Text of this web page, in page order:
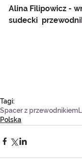
Alina Filipowicz -
sudecki
Tagi:
Spacer z przewodnikiem
Polska